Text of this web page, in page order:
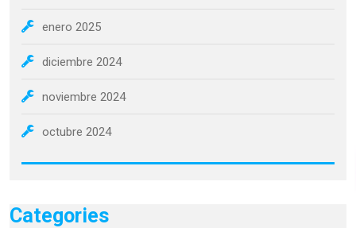
enero 2025
diciembre 2024
noviembre 2024
octubre 2024
Categories